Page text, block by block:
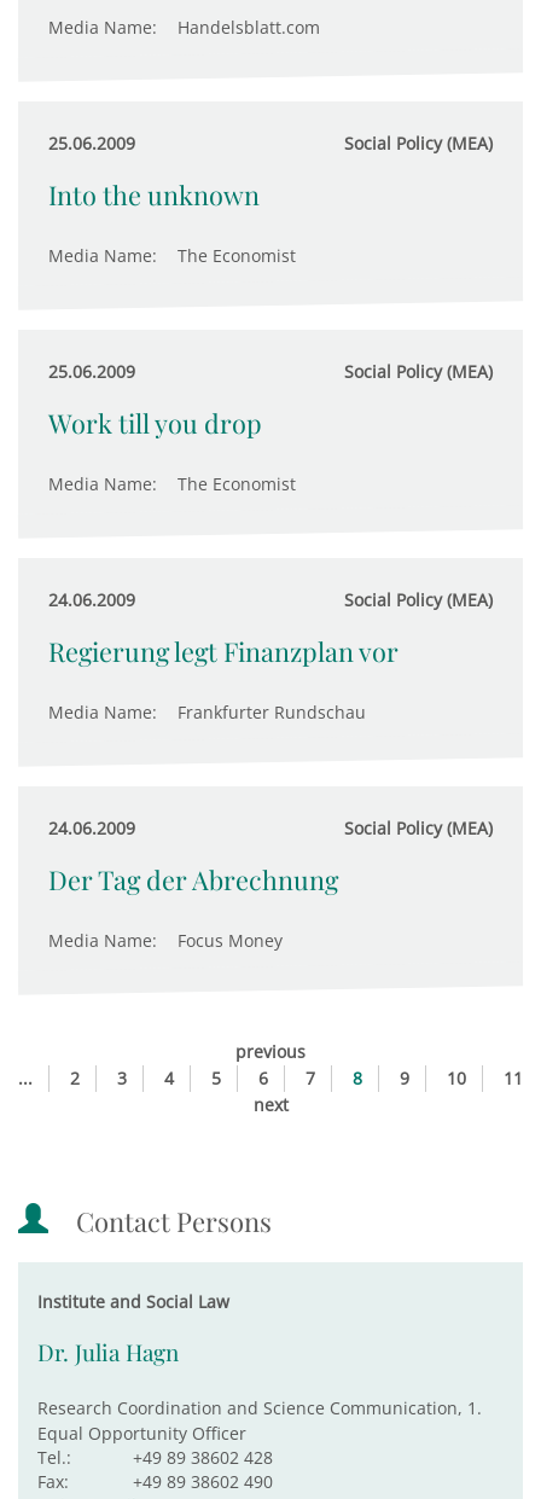
Media Name: Handelsblatt.com
25.06.2009 Social Policy (MEA)
Into the unknown
Media Name: The Economist
25.06.2009 Social Policy (MEA)
Work till you drop
Media Name: The Economist
24.06.2009 Social Policy (MEA)
Regierung legt Finanzplan vor
Media Name: Frankfurter Rundschau
24.06.2009 Social Policy (MEA)
Der Tag der Abrechnung
Media Name: Focus Money
previous
...
2 3 4 5 6 7 8 9 10
11
next
Contact Persons
Institute and Social Law
Dr. Julia Hagn
Research Coordination and Science Communication, 1.
Equal Opportunity Officer
Tel.:
+49 89 38602 428
Fax:
+49 89 38602 490